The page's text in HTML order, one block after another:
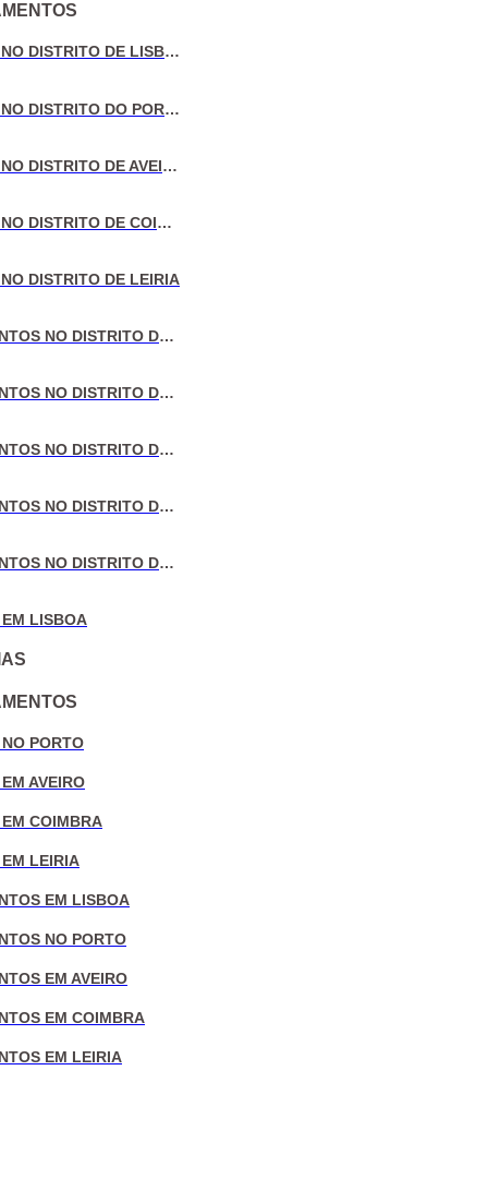
VENDA DE MORADIAS NO DISTRITO DE LISBOA
VENDA DE MORADIAS NO DISTRITO DO PORTO
VENDA DE MORADIAS NO DISTRITO DE AVEIRO
VENDA DE MORADIAS NO DISTRITO DE COIMBRA
DISTRITO DE LEIRIA
VENDA DE APARTAMENTOS NO DISTRITO DE LISBOA
VENDA DE APARTAMENTOS NO DISTRITO DO PORTO
VENDA DE APARTAMENTOS NO DISTRITO DE AVEIRO
VENDA DE APARTAMENTOS NO DISTRITO DE COIMBRA
VENDA DE APARTAMENTOS NO DISTRITO DE LEIRIA
LISBOA
PORTO
AVEIRO
COIMBRA
LEIRIA
EM LISBOA
NO PORTO
EM AVEIRO
EM COIMBRA
EM LEIRIA